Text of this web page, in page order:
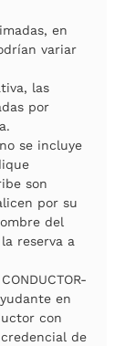
en
variar
las
por
se incluye
son
por su
del
reserva a
en
con
de